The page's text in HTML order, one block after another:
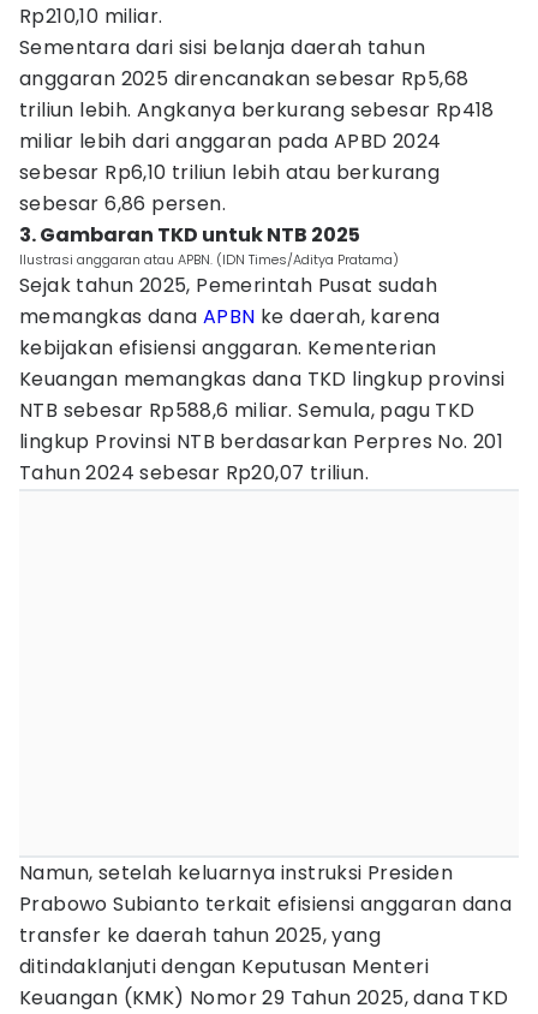
Rp210,10 miliar.
Sementara dari sisi belanja daerah tahun
anggaran 2025 direncanakan sebesar Rp5,68
triliun lebih. Angkanya berkurang sebesar Rp418
miliar lebih dari anggaran pada APBD 2024
sebesar Rp6,10 triliun lebih atau berkurang
sebesar 6,86 persen.
3. Gambaran TKD untuk NTB 2025
Ilustrasi anggaran atau APBN. (IDN Times/Aditya Pratama)
Sejak tahun 2025, Pemerintah Pusat sudah
memangkas dana APBN ke daerah, karena
kebijakan efisiensi anggaran. Kementerian
Keuangan memangkas dana TKD lingkup provinsi
NTB sebesar Rp588,6 miliar. Semula, pagu TKD
lingkup Provinsi NTB berdasarkan Perpres No. 201
Tahun 2024 sebesar Rp20,07 triliun.
Namun, setelah keluarnya instruksi Presiden
Prabowo Subianto terkait efisiensi anggaran dana
transfer ke daerah tahun 2025, yang
ditindaklanjuti dengan Keputusan Menteri
Keuangan (KMK) Nomor 29 Tahun 2025, dana TKD